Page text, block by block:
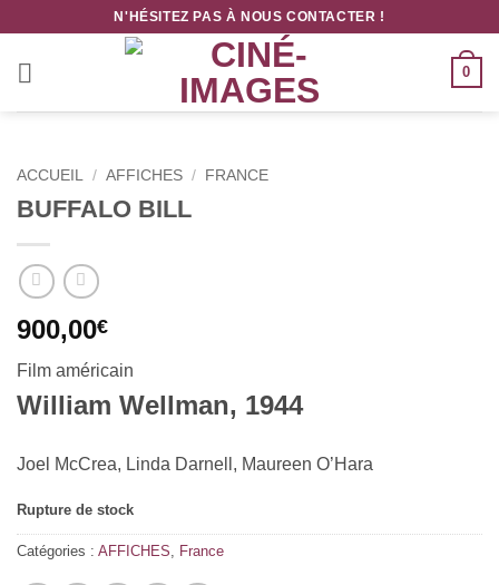
contenu
N'HÉSITEZ PAS À NOUS CONTACTER !
0
ACCUEIL / AFFICHES / FRANCE
BUFFALO BILL
900,00€
Film américain
William Wellman, 1944
Joel McCrea, Linda Darnell, Maureen O’Hara
Rupture de stock
Catégories : AFFICHES France